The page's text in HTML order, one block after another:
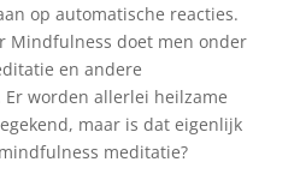
op automatische reacties.
Mindfulness doet men onder
en andere
worden allerlei heilzame
maar is dat eigenlijk
meditatie?